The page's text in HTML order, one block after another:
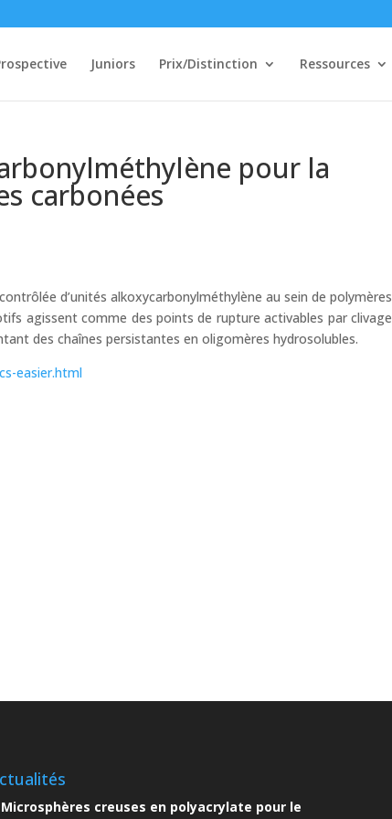
Juniors Prix/Distinction Ressources
pour la
carbonées
d’unités alkoxycarbonylméthylène au sein de polymères
agissent comme des points de rupture activables par clivage
des chaînes persistantes en oligomères hydrosolubles.
easier.html
Microsphères creuses en polyacrylate pour le